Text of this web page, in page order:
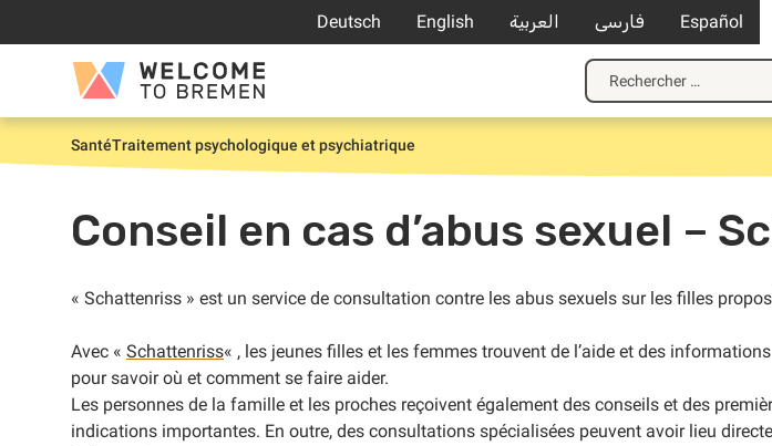
Deutsch English العربية فارسی Español
Welcome
to
Bremen
Recherche
pour
:
Accueil
SantéTraitement psychologique et psychiatrique
Conseil en cas d’abus sexuel –
« Schattenriss » est un service de consultation contre les abus sexuels sur les filles
Avec « Schattenriss« , les jeunes filles et les femmes trouvent de l’aide et des informations
pour savoir où et comment se faire aider.
Les personnes de la famille et les proches reçoivent également des conseils et des
indications importantes. En outre, des consultations spécialisées peuvent avoir lieu